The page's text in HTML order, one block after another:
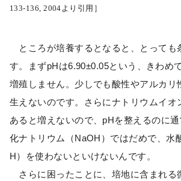
133-136, 2004より引用］
ところが培養するとなると、とっても
す。まずpHは6.90±0.05という、きわめ
増殖しません。少しでも酸性やアルカリ
生えないのです。さらにナトリウムイオ
あると増えないので、pHを整えるのに
化ナトリウム（NaOH）ではだめで、水
H）を使わないといけないんです。
さらに困ったことに、培地に含まれる